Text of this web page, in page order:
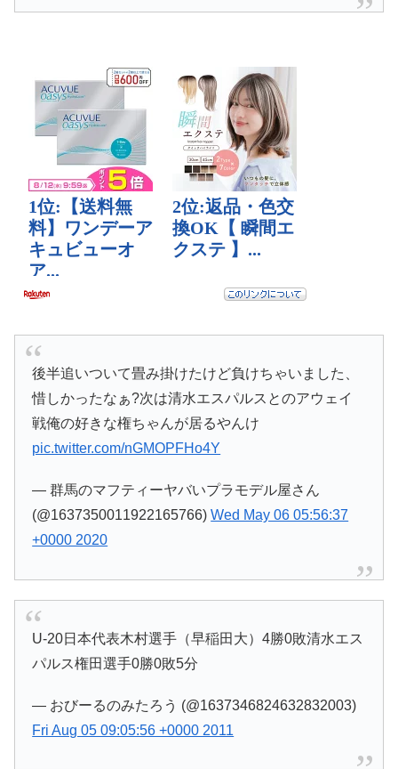
後半追いついて畳み掛けたけど負けちゃいました、
惜しかったなぁ?次は清水エスパルスとのアウェイ
戦俺の好きな権ちゃんが居るやんけ
pic.twitter.com/nGMOPFHo4Y
— 群馬のマフティーヤバいプラモデル屋さん
(@1637350011922165766)Wed May 06 05:56:37
+0000 2020
U-20日本代表木村選手（早稲田大）4勝0敗清水エス
パルス権田選手0勝0敗5分
— おびーるのみたろう (@1637346824632832003)
Fri Aug 05 09:05:56 +0000 2011